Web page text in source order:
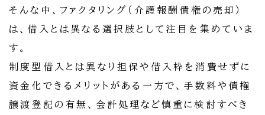
そんな中、ファクタリング（介護報酬債権の売却）
は、借入とは異なる選択肢として注目を集めていま
す。
制度型借入とは異なり担保や借入枠を消費せずに
資金化できるメリットがある一方で、手数料や債権
譲渡登記の有無、会計処理など慎重に検討すべき